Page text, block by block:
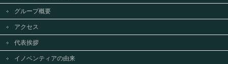
グループ概要
アクセス
代表挨拶
イノベンティアの由来